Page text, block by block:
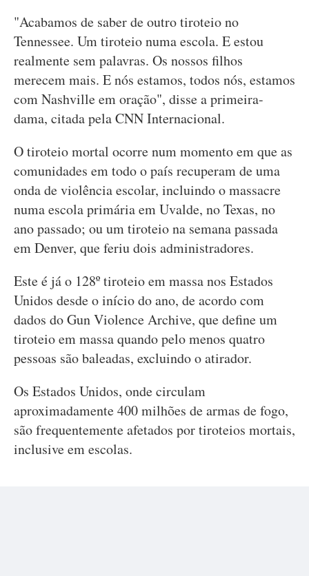
"Acabamos de saber de outro tiroteio no
Tennessee. Um tiroteio numa escola. E estou
realmente sem palavras. Os nossos filhos
merecem mais. E nós estamos, todos nós, estamos
com Nashville em oração", disse a primeira-
dama, citada pela CNN Internacional.
O tiroteio mortal ocorre num momento em que as
comunidades em todo o país recuperam de uma
onda de violência escolar, incluindo o massacre
numa escola primária em Uvalde, no Texas, no
ano passado; ou um tiroteio na semana passada
em Denver, que feriu dois administradores.
Este é já o 128º tiroteio em massa nos Estados
Unidos desde o início do ano, de acordo com
dados do Gun Violence Archive, que define um
tiroteio em massa quando pelo menos quatro
pessoas são baleadas, excluindo o atirador.
Os Estados Unidos, onde circulam
aproximadamente 400 milhões de armas de fogo,
são frequentemente afetados por tiroteios mortais,
inclusive em escolas.